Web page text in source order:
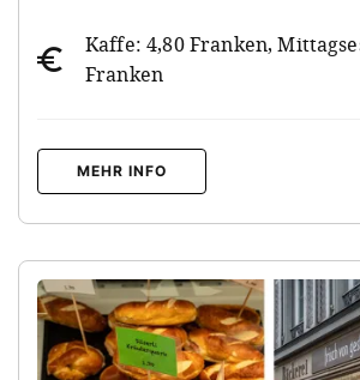
Kaffe: 4,80 Franken,
Franken
MEHR INFO